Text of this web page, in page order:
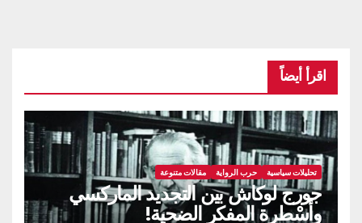
اقرأ أيضاً
تحليلات سياسية حرب الرواية مقالات متنوعة
جورج لوكاش بين التجديد الماركسي
وأسْطرة المفكر الضحية!